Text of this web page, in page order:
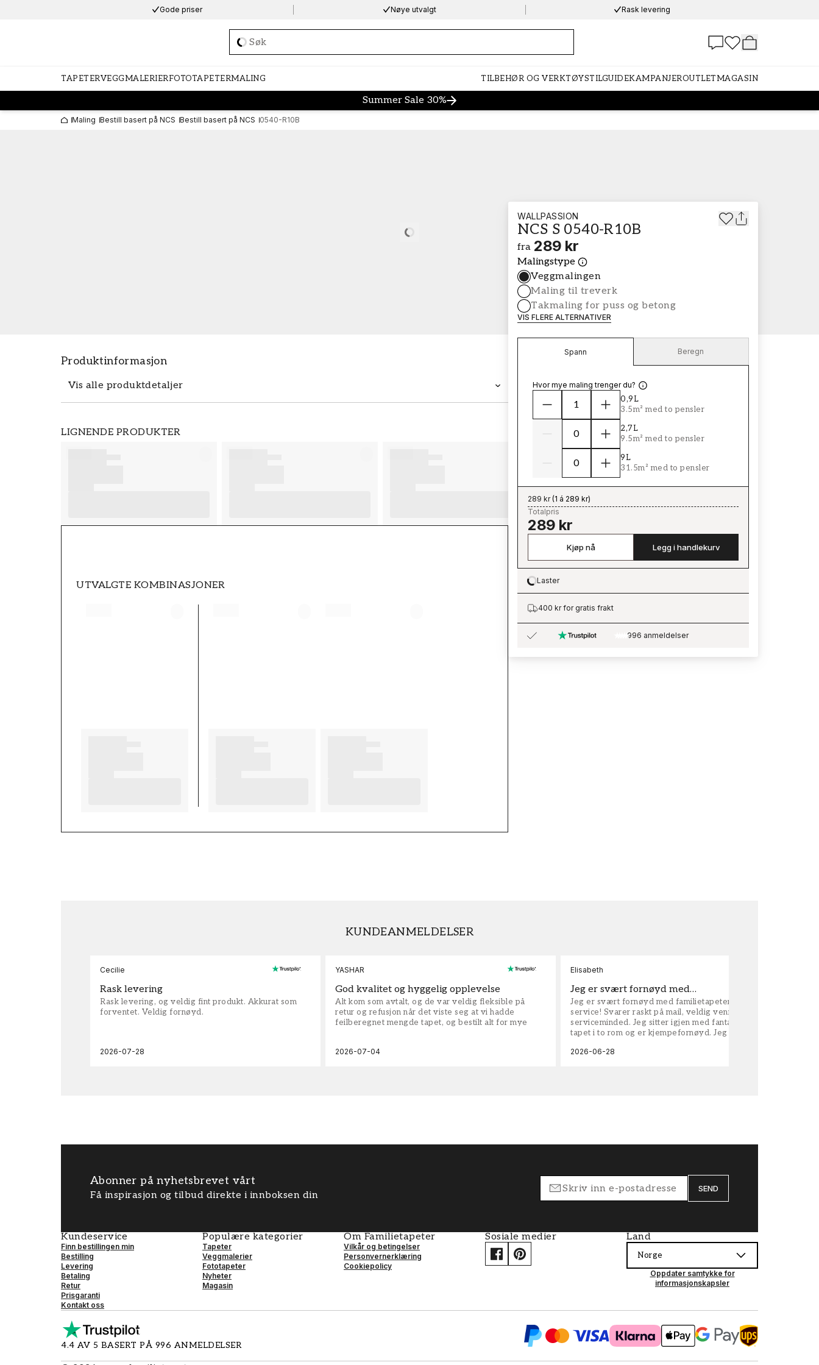
Gode priser Nøye utvalgt Rask levering
Loading…
TAPETERVEGGMALERIERFOTOTAPETERMALING TILBEHØR OG VERKTØYSTILGUIDEKAMPANJEROUTLETMAGASIN
Summer Sale 30%
Maling Bestill basert på NCS Bestill basert på NCS 0540-R10B
Loading…
Produktinformasjon
Vis alle produktdetaljer
LIGNENDE PRODUKTER
UTVALGTE KOMBINASJONER
WALLPASSION
NCS S 0540-R10B
fra 289 kr
Malingstype
Veggmalingen
Maling til treverk
Takmaling for puss og betong
VIS FLERE ALTERNATIVER
Spann Beregn
Hvor mye maling trenger du?
0,9L
3.5m² med to pensler
2,7L
9.5m² med to pensler
9L
31.5m² med to pensler
289 kr(1 á 289 kr)
Totalpris
289 kr
Kjøp nå Legg i handlekurv
Loading…
Laster
400 kr for gratis frakt
996 anmeldelser
KUNDEANMELDELSER
Cecilie
Rask levering
Rask levering, og veldig fint produkt. Akkurat som
forventet. Veldig fornøyd.
2026-07-28
YASHAR
God kvalitet og hyggelig opplevelse
Alt kom som avtalt, og de var veldig fleksible på
retur og refusjon når det viste seg at vi hadde
feilberegnet mengde tapet, og bestilt alt for mye
2026-07-04
Elisabeth
Jeg er svært fornøyd med…
Jeg er svært fornøyd med familietapeter. Maken til
service! Svarer raskt på mail, veldig vennlige og
serviceminded. Jeg sitter igjen med fantastisk fin
tapet i to rom og er kjempefornøyd. Jeg anbefaler
2026-06-28
Abonner på nyhetsbrevet vårt
Få inspirasjon og tilbud direkte i innboksen din
SEND
Kundeservice
Finn bestillingen min
Bestilling
Levering
Betaling
Retur
Prisgaranti
Kontakt oss
Populære kategorier
Tapeter
Veggmalerier
Fototapeter
Nyheter
Magasin
Om Familietapeter
Vilkår og betingelser
Personvernerklæring
Cookiepolicy
Sosiale medier Land
Norge
Oppdater samtykke for
informasjonskapsler
4.4 AV 5 BASERT PÅ 996 ANMELDELSER